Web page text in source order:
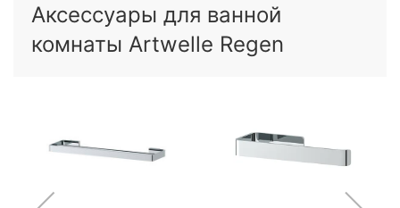
Аксессуары для ванной
комнаты Artwelle Regen